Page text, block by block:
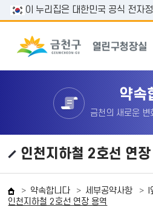
본문 바로
이 누리집은 대한민국 공식 전자
약속
금천의 새로운
인천지하철 2호선 연장
약속합니다 세부공약사항
인천지하철 2호선 연장 용역